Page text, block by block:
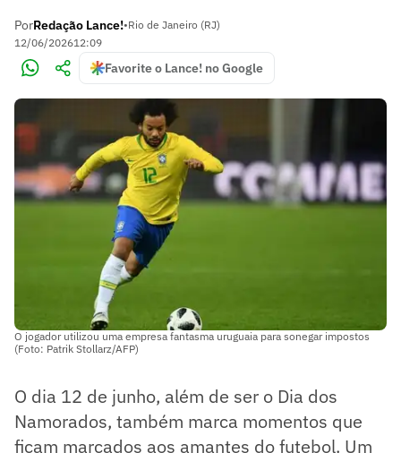
PorRedação Lance!•Rio de Janeiro (RJ)
12/06/202612:09
Favorite o Lance! no Google
O jogador utilizou uma empresa fantasma uruguaia para sonegar impostos
(Foto: Patrik Stollarz/AFP)
O dia 12 de junho, além de ser o Dia dos
Namorados, também marca momentos que
ficam marcados aos amantes do futebol. Um